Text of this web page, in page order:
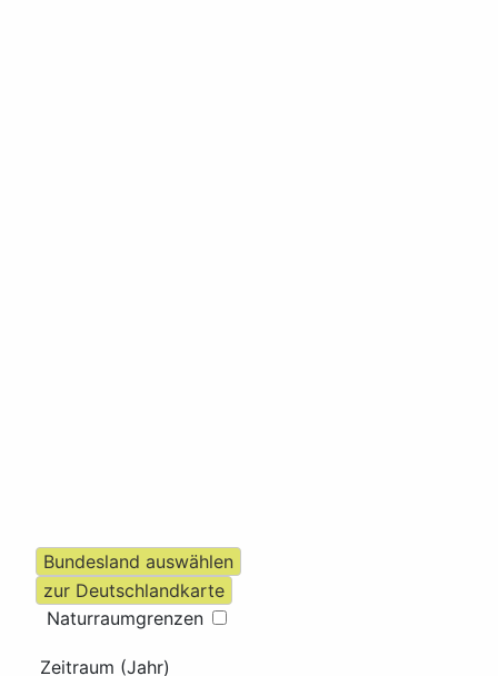
Naturraumgrenzen
Zeitraum (Jahr)